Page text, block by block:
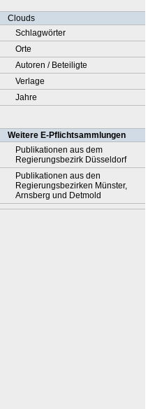
Clouds
Schlagwörter
Orte
Autoren / Beteiligte
Verlage
Jahre
Weitere E-Pflichtsammlungen
Publikationen aus dem
Regierungsbezirk Düsseldorf
Publikationen aus den
Regierungsbezirken Münster,
Arnsberg und Detmold